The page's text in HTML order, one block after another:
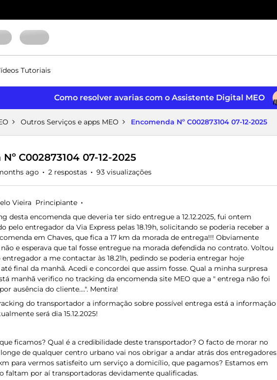
Tutoriais
Como resolver avarias com o Assistente Digital MEO
Outros Serviços e apps MEO Encomenda Nº C002873104 07-12-2025
C002873104 07-12-2025
ago 2 respostas 93 visualizações
Vieira Principiante
desta encomenda que deveria ter sido entregue a 12.12.2025, fui ontem
pelo entregador da Via Express pelas 18.19h, solicitando se poderia receber a
em Chaves, que fica a 17 km da morada de entrega!!! Obviamente
e esperava que tal fosse entregue na morada defendida no contrato. Voltou
a me contactar às 18.21h, pedindo se poderia entregar hoje
até final da manhã. Acedi e concordei que assim fosse. Qual a minha surpresa
manhã verifico no tracking da encomenda site MEO que a " entrega não foi
ausência do cliente....". Mentira!
do transportador a informação sobre possível entrega está a informação
será dia 15.12.2025!
ficamos? Qual é a credibilidade deste transportador? O facto de morar no
de qualquer centro urbano vai nos obrigar a andar atrás dos entregadores
para vermos satisfeito um serviço a domicílio, que pagamos? Estamos em
faltam por aí transportadoras devidamente qualificadas.